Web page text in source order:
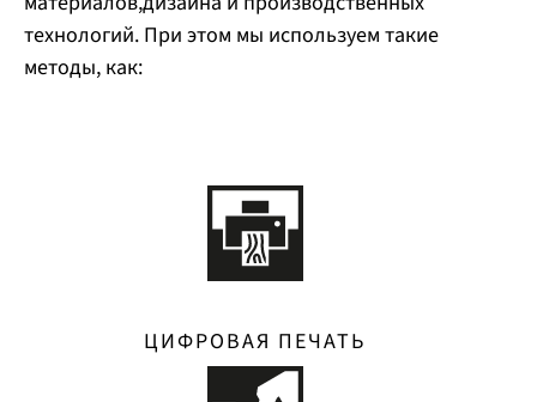
технологий. При этом мы используем такие
методы, как:
ЦИФРОВАЯ ПЕЧАТЬ